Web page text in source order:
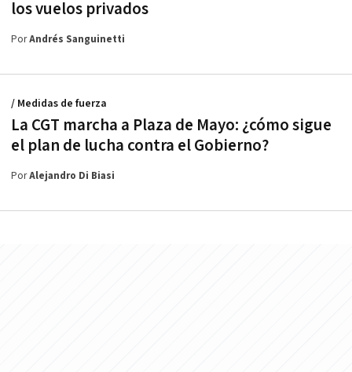
los vuelos privados
PorAndrés Sanguinetti
La CGT marcha a Plaza de Mayo: ¿cómo sigue
el plan de lucha contra el Gobierno?
/ Medidas de fuerza
PorAlejandro Di Biasi